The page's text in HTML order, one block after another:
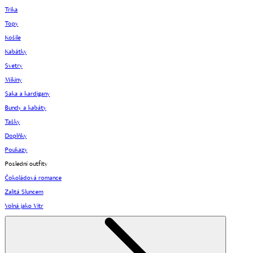
Trika
Topy
Košile
Kabátky
Svetry
Mikiny
Saka a kardigany
Bundy a kabáty
Tašky
Doplňky
Poukazy
Poslední outfity
Čokoládová romance
Zalitá Sluncem
Volná jako Vítr